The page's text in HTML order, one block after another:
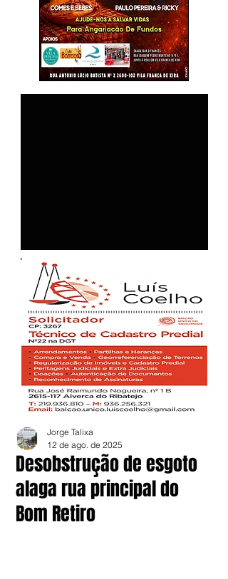
Desobstrução de esgoto
alaga rua principal do
Bom Retiro
Jorge Talixa
12 de ago. de 2025